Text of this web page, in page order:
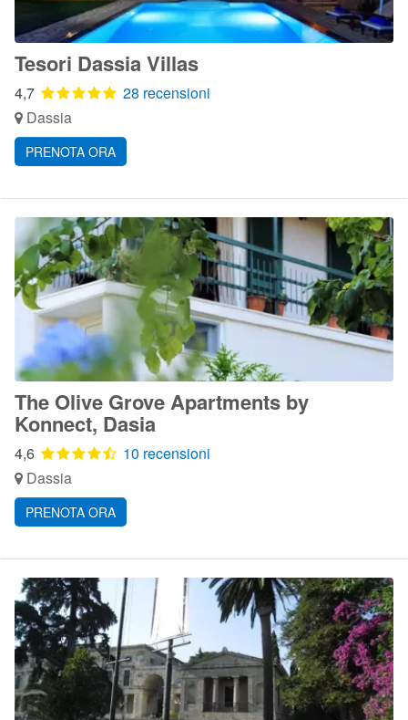
Tesori Dassia Villas
4,7
28 recensioni
Dassia
PRENOTA ORA
The Olive Grove Apartments by
Konnect, Dasia
4,6
10 recensioni
Dassia
PRENOTA ORA